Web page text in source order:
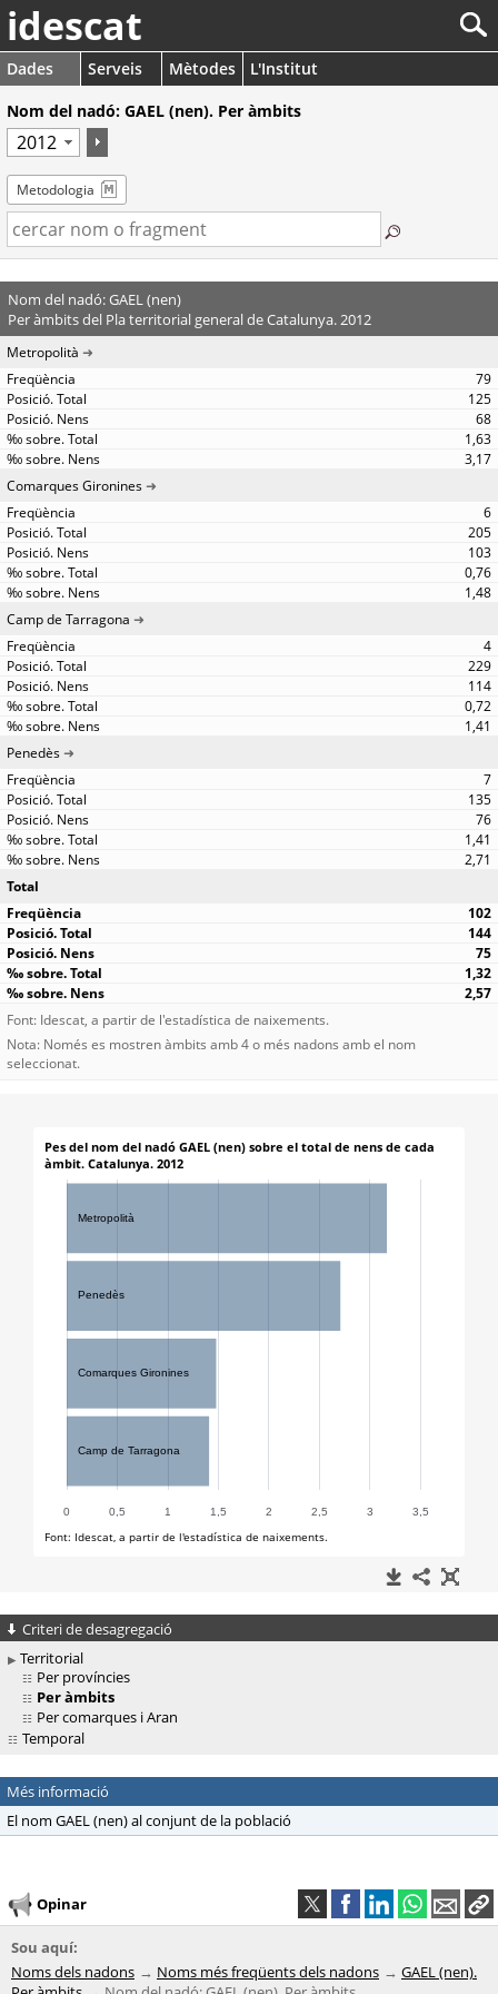
idescat
Dades Serveis Mètodes
L'Institut
Nom del nadó: GAEL (nen). Per àmbits
Metodologia
Nom del nadó: GAEL (nen)
Per àmbits del Pla territorial general de Catalunya. 2012
Metropolità
79
125
68
1,63
3,17
Comarques Gironines
6
205
103
0,76
1,48
Camp de Tarragona
4
229
114
0,72
1,41
Penedès
7
135
76
1,41
2,71
Total
102
144
75
1,32
2,57
Font: Idescat, a partir de l'estadística de naixements.
Nota: Només es mostren àmbits amb 4 o més nadons amb el nom
seleccionat.
Criteri de desagregació
Territorial
Per províncies
Per àmbits
Per comarques i Aran
Temporal
Més informació
El nom GAEL (nen) al conjunt de la població
Opinar
Sou aquí:
Noms dels nadons
Noms més freqüents dels nadons
GAEL (nen).